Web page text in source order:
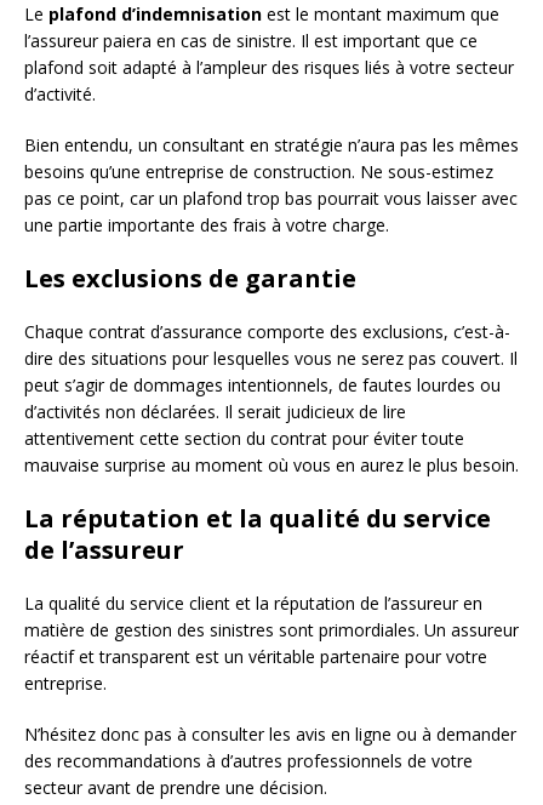
Le plafond d’indemnisation est le montant maximum que
l’assureur paiera en cas de sinistre. Il est important que ce
plafond soit adapté à l’ampleur des risques liés à votre secteur
d’activité.
Bien entendu, un consultant en stratégie n’aura pas les mêmes
besoins qu’une entreprise de construction. Ne sous-estimez
pas ce point, car un plafond trop bas pourrait vous laisser avec
une partie importante des frais à votre charge.
Les exclusions de garantie
Chaque contrat d’assurance comporte des exclusions, c’est-à-
dire des situations pour lesquelles vous ne serez pas couvert. Il
peut s’agir de dommages intentionnels, de fautes lourdes ou
d’activités non déclarées. Il serait judicieux de lire
attentivement cette section du contrat pour éviter toute
mauvaise surprise au moment où vous en aurez le plus besoin.
La réputation et la qualité du service
de l’assureur
La qualité du service client et la réputation de l’assureur en
matière de gestion des sinistres sont primordiales. Un assureur
réactif et transparent est un véritable partenaire pour votre
entreprise.
N’hésitez donc pas à consulter les avis en ligne ou à demander
des recommandations à d’autres professionnels de votre
secteur avant de prendre une décision.